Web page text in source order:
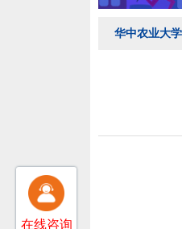
华中农业大
在线咨询